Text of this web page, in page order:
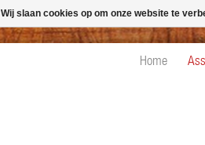
Home
Wij slaan cookies op om onze website te